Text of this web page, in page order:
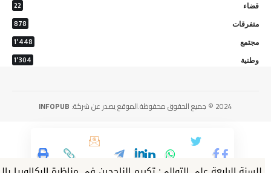
قضاء 22
متفرقات 878
مجتمع 1٬448
وطنية 1٬304
2024 © جميع الحقوق محفوظة.الموقع يصدر عن شركة: INFOPUB